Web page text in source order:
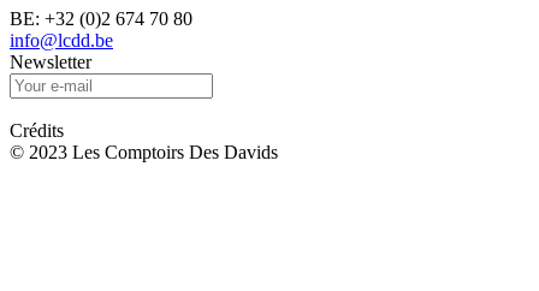
BE: +32 (0)2 674 70 80
info@lcdd.be
Newsletter
Crédits
© 2023 Les Comptoirs Des Davids